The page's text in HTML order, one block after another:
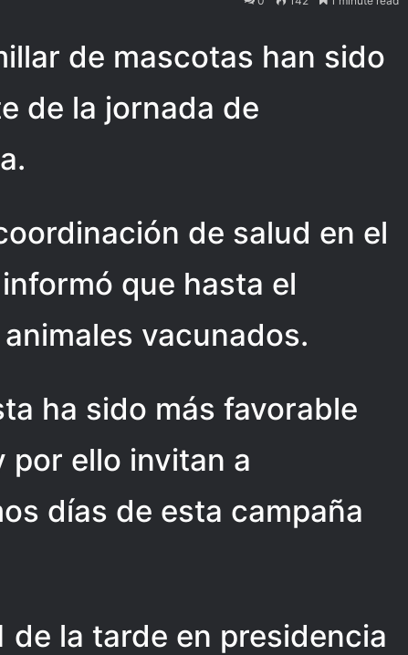
de mascotas han sido
de la jornada de
de salud en el
que hasta el
vacunados.
ha sido más favorable
por ello invitan a
días de esta campaña
de la tarde en presidencia